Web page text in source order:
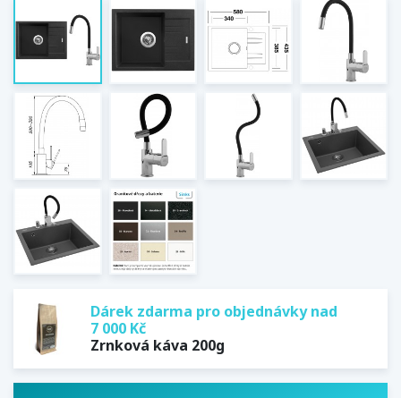
Dárek zdarma pro objednávky nad
7 000 Kč
Zrnková káva 200g